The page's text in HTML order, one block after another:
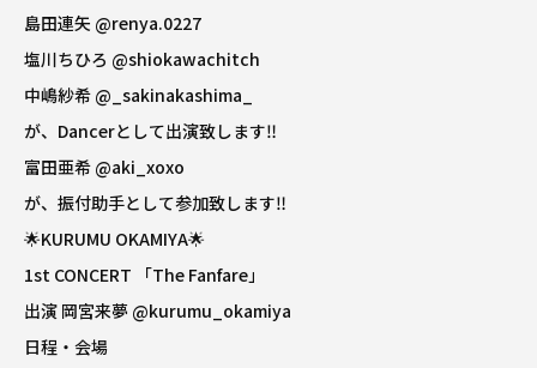
島田連矢 @renya.0227
塩川ちひろ @shiokawachitch
中嶋紗希 @_sakinakashima_
が、Dancerとして出演致します‼️
富田亜希 @aki_xoxo
が、振付助手として参加致します‼️
🌟KURUMU OKAMIYA🌟
1st CONCERT 「The Fanfare」
出演 岡宮来夢 @kurumu_okamiya
日程・会場